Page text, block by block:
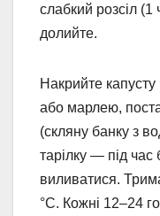
слабкий розсіл (1
долийте.
Накрийте
або марлею,
(скляну банку з
тарілку — під час
виливатися.
°C. Кожні 12–24